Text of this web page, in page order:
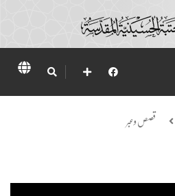
قصص وعبر